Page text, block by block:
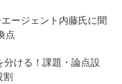
エージェント内藤氏に聞
点
分ける！課題・論点設
割